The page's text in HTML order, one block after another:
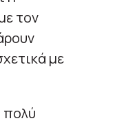
τον
με
πολύ